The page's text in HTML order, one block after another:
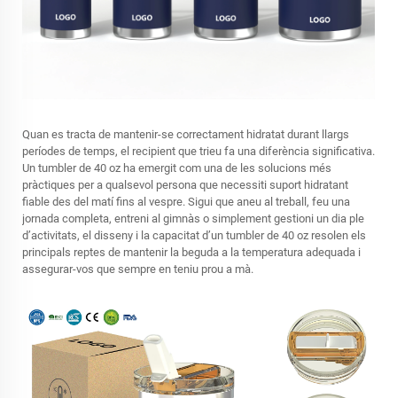
Quan es tracta de mantenir-se correctament hidratat durant llargs
períodes de temps, el recipient que trieu fa una diferència significativa.
Un tumbler de 40 oz ha emergit com una de les solucions més
pràctiques per a qualsevol persona que necessiti suport hidratant
fiable des del matí fins al vespre. Sigui que aneu al treball, feu una
jornada completa, entreni al gimnàs o simplement gestioni un dia ple
d’activitats, el disseny i la capacitat d’un tumbler de 40 oz resolen els
principals reptes de mantenir la beguda a la temperatura adequada i
assegurar-vos que sempre en teniu prou a mà.